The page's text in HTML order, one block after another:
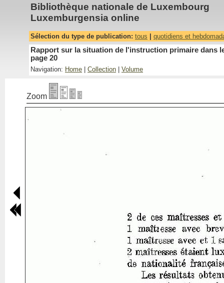
Bibliothèque nationale de Luxembourg
Luxemburgensia online
Sélection du type de publication: tous quotidiens et
Rapport sur la situation de l'instruction primaire dans
page 20
Navigation: Home Collection Volume
Zoom